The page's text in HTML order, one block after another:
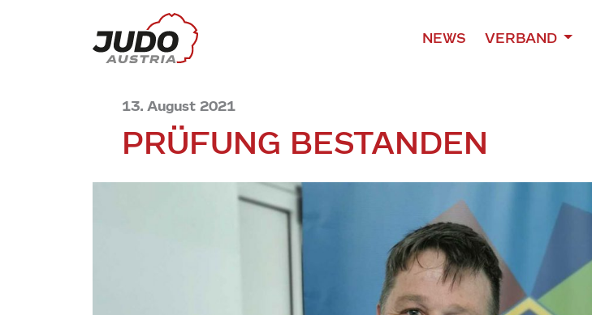
NEWS VERBAND
13. August 2021
PRÜFUNG BESTANDEN